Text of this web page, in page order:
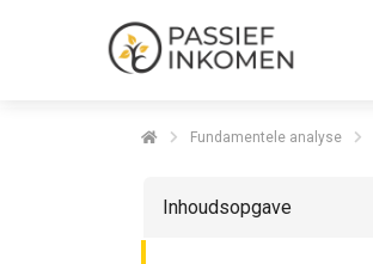
Fundamentele analyse
Inhoudsopgave